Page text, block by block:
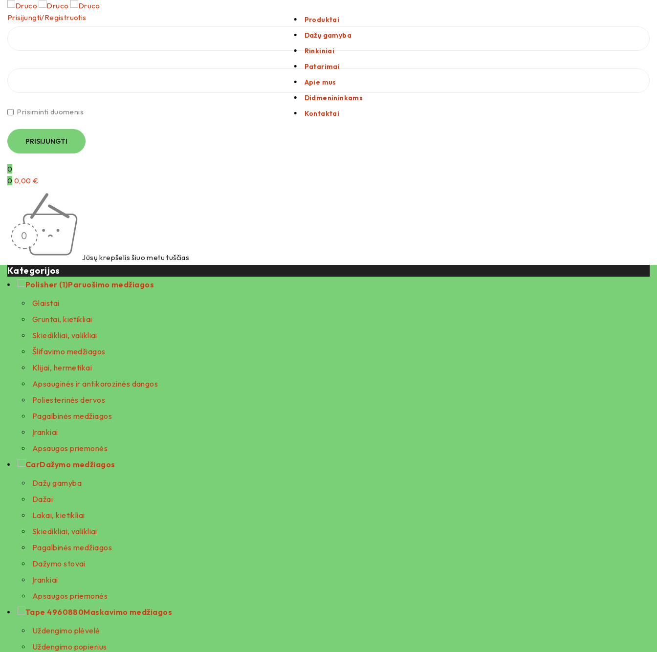
Produktai
Dažų gamyba
Rinkiniai
Patarimai
Apie mus
Didmenininkams
Kontaktai
Prisijungti/Registruotis
Prisiminti duomenis
0
0 0,00 €
Jūsų krepšelis šiuo metu tuščias
Kategorijos
Paruošimo medžiagos
Glaistai
Gruntai, kietikliai
Skiedikliai, valikliai
Šlifavimo medžiagos
Klijai, hermetikai
Apsauginės ir antikorozinės dangos
Poliesterinės dervos
Pagalbinės medžiagos
Įrankiai
Apsaugos priemonės
Dažymo medžiagos
Dažų gamyba
Dažai
Lakai, kietikliai
Skiedikliai, valikliai
Pagalbinės medžiagos
Dažymo stovai
Įrankiai
Apsaugos priemonės
Maskavimo medžiagos
Uždengimo plėvelė
Uždengimo popierius